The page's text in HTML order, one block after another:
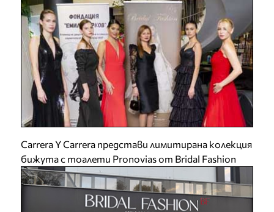
Carrera Y Carrera представи лимитирана колекция
бижута с тоалети Pronovias от Bridal Fashion